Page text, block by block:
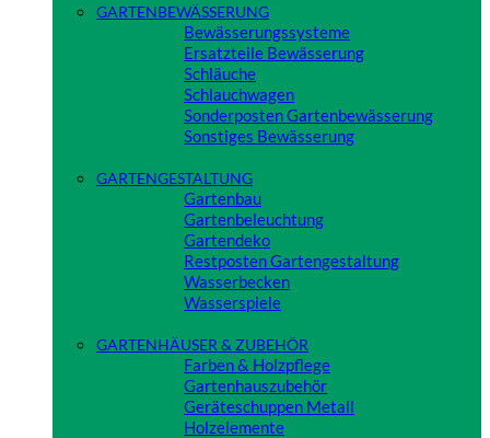
GARTENBEWÄSSERUNG
Bewässerungssysteme
Ersatzteile Bewässerung
Schläuche
Schlauchwagen
Sonderposten Gartenbewässerung
Sonstiges Bewässerung
GARTENGESTALTUNG
Gartenbau
Gartenbeleuchtung
Gartendeko
Restposten Gartengestaltung
Wasserbecken
Wasserspiele
GARTENHÄUSER & ZUBEHÖR
Farben & Holzpflege
Gartenhauszubehör
Geräteschuppen Metall
Holzelemente